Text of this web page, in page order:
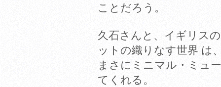
ことだろう。
久石さんと、イギリス
ットの織りなす世界 は
まさにミニマル・ミュ
てくれる。